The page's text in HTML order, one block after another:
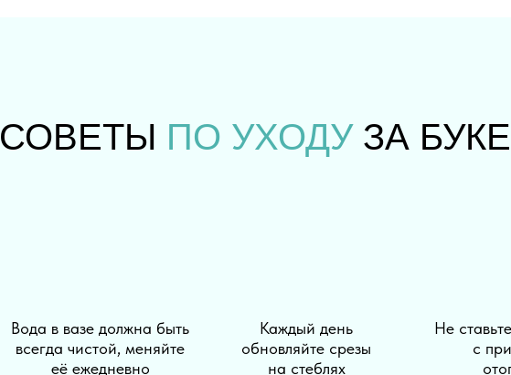
СОВЕТЫ ПО УХОДУ ЗА
Вода в вазе должна быть
всегда чистой, меняйте
её ежедневно
Каждый день
обновляйте срезы
на стеблях
Не
с